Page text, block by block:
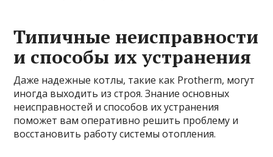
Типичные неисправности
и способы их устранения
Даже надежные котлы, такие как Protherm, могут
иногда выходить из строя. Знание основных
неисправностей и способов их устранения
поможет вам оперативно решить проблему и
восстановить работу системы отопления.